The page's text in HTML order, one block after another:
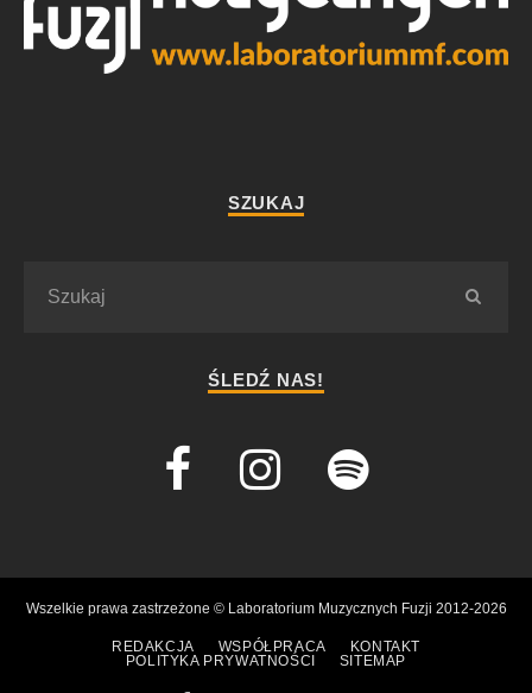
SZUKAJ
ŚLEDŹ NAS!
Wszelkie prawa zastrzeżone © Laboratorium Muzycznych Fuzji 2012-2026
REDAKCJA WSPÓŁPRACA
KONTAKT
POLITYKA PRYWATNOŚCI
SITEMAP